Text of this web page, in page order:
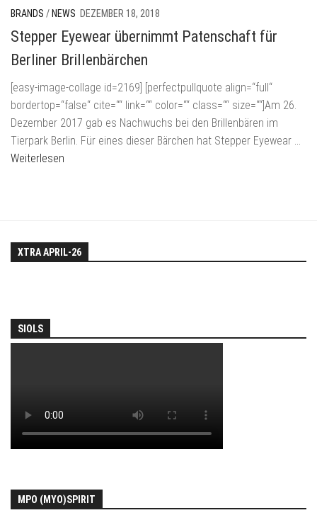
BRANDS / NEWS DEZEMBER 18, 2018
Stepper Eyewear übernimmt Patenschaft für
Berliner Brillenbärchen
[easy-image-collage id=2169] [perfectpullquote align=“full“
bordertop=“false“ cite=““ link=““ color=““ class=““ size=““]Am 26.
Dezember 2017 gab es Nachwuchs bei den Brillenbären im
Tierpark Berlin. Für eines dieser Bärchen hat Stepper Eyewear …
Weiterlesen
XTRA APRIL-26
SIOLS
MPO (MYO)SPIRIT